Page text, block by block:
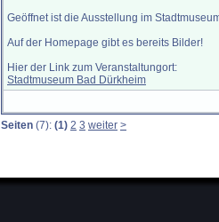
Geöffnet ist die Ausstellung im
Auf der Homepage gibt es bereits Bilder!
Hier der Link zum Veranstaltungort:
Stadtmuseum Bad Dürkheim
Seiten (7): (1) 2 3 weiter >